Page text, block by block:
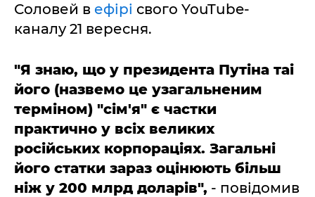
Соловей в ефірі свого YouTube-
каналу 21 вересня.
"Я знаю, що у президента Путіна таі
його (назвемо це узагальненим
терміном) "сім'я" є частки
практично у всіх великих
російських корпораціях. Загальні
його статки зараз оцінюють більш
ніж у 200 млрд доларів", - повідомив